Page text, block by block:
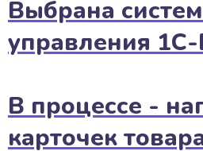
Выбрана
управления
В процессе -
карточек